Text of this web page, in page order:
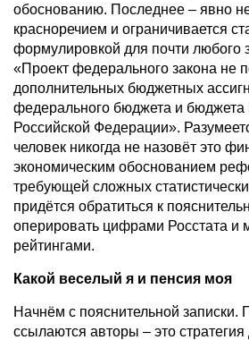
обоснованию. Последнее – явно
красноречием и ограничивается
формулировкой для почти любого
«Проект федерального закона не
дополнительных бюджетных
федерального бюджета и
Российской Федерации».
человек никогда не назовёт это
экономическим обоснованием
требующей сложных
придётся обратиться к
оперировать цифрами Росстата
рейтингами.
Какой веселый я и пенсия моя
Начнём с пояснительной записки.
ссылаются авторы – это стратегия